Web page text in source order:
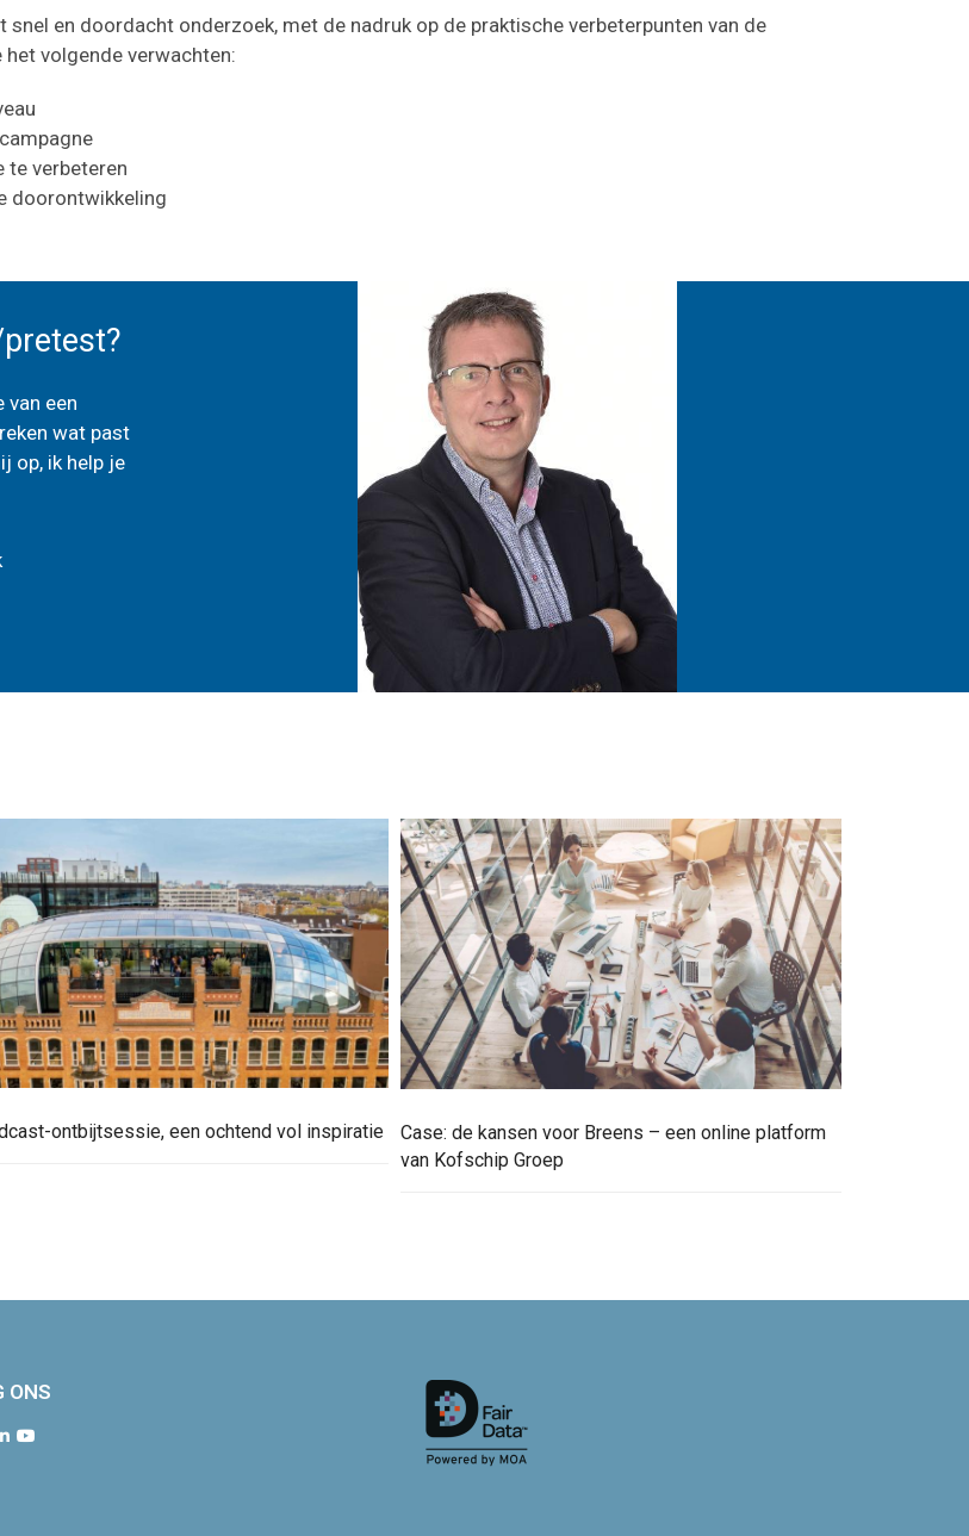
en doordacht onderzoek, met de nadruk op de praktische verbeterpunten van de
volgende verwachten:
te verbeteren
doorontwikkeling
een
wat past
op, ik help je
ontbijtsessie, een ochtend vol inspiratie
Case: de kansen voor Breens – een online platform
van Kofschip Groep
ONS